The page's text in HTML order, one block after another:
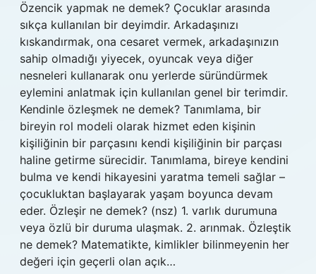
Özencik yapmak ne demek? Çocuklar arasında
sıkça kullanılan bir deyimdir. Arkadaşınızı
kıskandırmak, ona cesaret vermek, arkadaşınızın
sahip olmadığı yiyecek, oyuncak veya diğer
nesneleri kullanarak onu yerlerde süründürmek
eylemini anlatmak için kullanılan genel bir terimdir.
Kendinle özleşmek ne demek? Tanımlama, bir
bireyin rol modeli olarak hizmet eden kişinin
kişiliğinin bir parçasını kendi kişiliğinin bir parçası
haline getirme sürecidir. Tanımlama, bireye kendini
bulma ve kendi hikayesini yaratma temeli sağlar –
çocukluktan başlayarak yaşam boyunca devam
eder. Özleşir ne demek? (nsz) 1. varlık durumuna
veya özlü bir duruma ulaşmak. 2. arınmak. Özleştik
ne demek? Matematikte, kimlikler bilinmeyenin her
değeri için geçerli olan açık…